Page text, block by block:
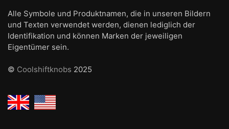
Alle Symbole und Produktnamen, die in unseren Bildern
und Texten verwendet werden, dienen lediglich der
Identifikation und können Marken der jeweiligen
Eigentümer sein.
© Coolshiftknobs 2025